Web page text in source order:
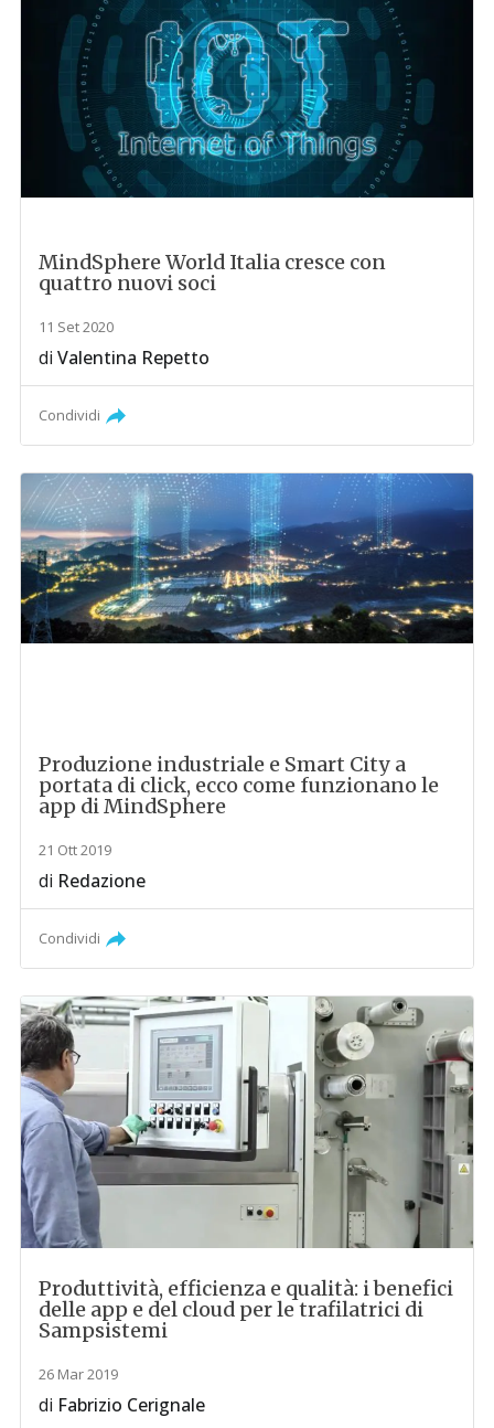
MindSphere World Italia cresce con
quattro nuovi soci
11 Set 2020
diValentina Repetto
Condividi
Produzione industriale e Smart City a
portata di click, ecco come funzionano le
app di MindSphere
21 Ott 2019
di Redazione
Condividi
Produttività, efficienza e qualità: i benefici
delle app e del cloud per le trafilatrici di
Sampsistemi
26 Mar 2019
di Fabrizio Cerignale